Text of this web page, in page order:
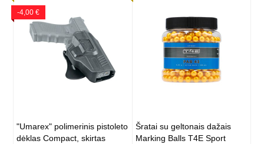
-4,00 €
"Umarex" polimerinis pistoleto
dėklas Compact, skirtas
Šratai su geltonais dažais
Marking Balls T4E Sport